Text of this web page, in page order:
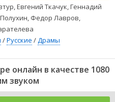
Евгений Ткачук, Геннадий
Федор Лавров,
/Русские /Драмы
онлайн в качестве 1080
звуком